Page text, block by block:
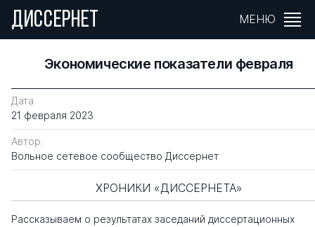
ДИССЕРНЕТ МЕНЮ
Экономические показатели февраля
Дата
21 февраля 2023
Автор:
Вольное сетевое сообщество Диссернет
ХРОНИКИ «ДИССЕРНЕТА»
Рассказываем о результатах заседаний диссертационных